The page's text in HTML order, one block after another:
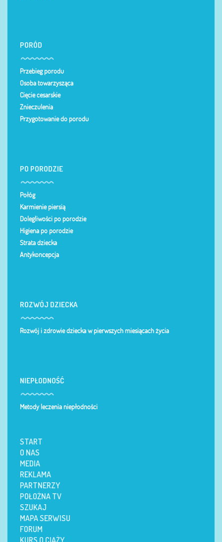
PORÓD
Przebieg porodu
Osoba towarzysząca
Cięcie cesarskie
Znieczulenia
Przygotowanie do porodu
PO PORODZIE
Połóg
Karmienie piersią
Dolegliwości po porodzie
Higiena po porodzie
Strata dziecka
Antykoncepcja
ROZWÓJ DZIECKA
Rozwój i zdrowie dziecka w pierwszych miesiącach życia
NIEPŁODNOŚĆ
Metody leczenia niepłodności
START
O NAS
MEDIA
REKLAMA
PARTNERZY
POŁOŻNA TV
SZUKAJ
MAPA SERWISU
FORUM
KURS O CIĄŻY